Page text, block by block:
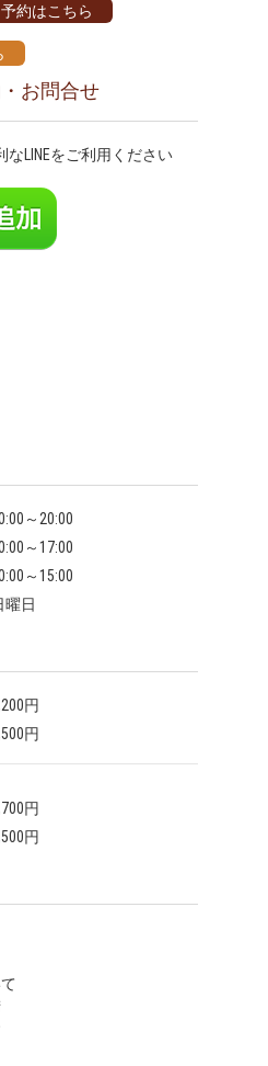
約はこちら
お問合せ
LINEをご利用ください
～20:00
～17:00
～15:00
曜日
円
円
円
円